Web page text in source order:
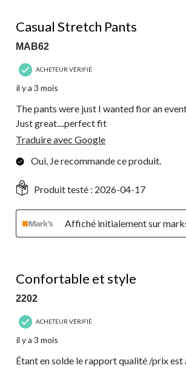
Casual Stretch Pants
MAB62
ACHETEUR VÉRIFIÉ
il y a 3 mois
The pants were just I wanted fior an
Just great....perfect fit
Traduire avec Google
Oui, Je recommande ce produit.
Produit testé : 2026-04-17
Affiché initialement sur
Confortable et style
2202
ACHETEUR VÉRIFIÉ
il y a 3 mois
Étant en solde le rapport qualité /prix est